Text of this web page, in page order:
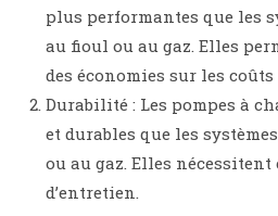
plus performantes que les
au fioul ou au gaz. Elles
des économies sur les coûts
Durabilité : Les pompes à
et durables que les
ou au gaz. Elles
d’entretien.